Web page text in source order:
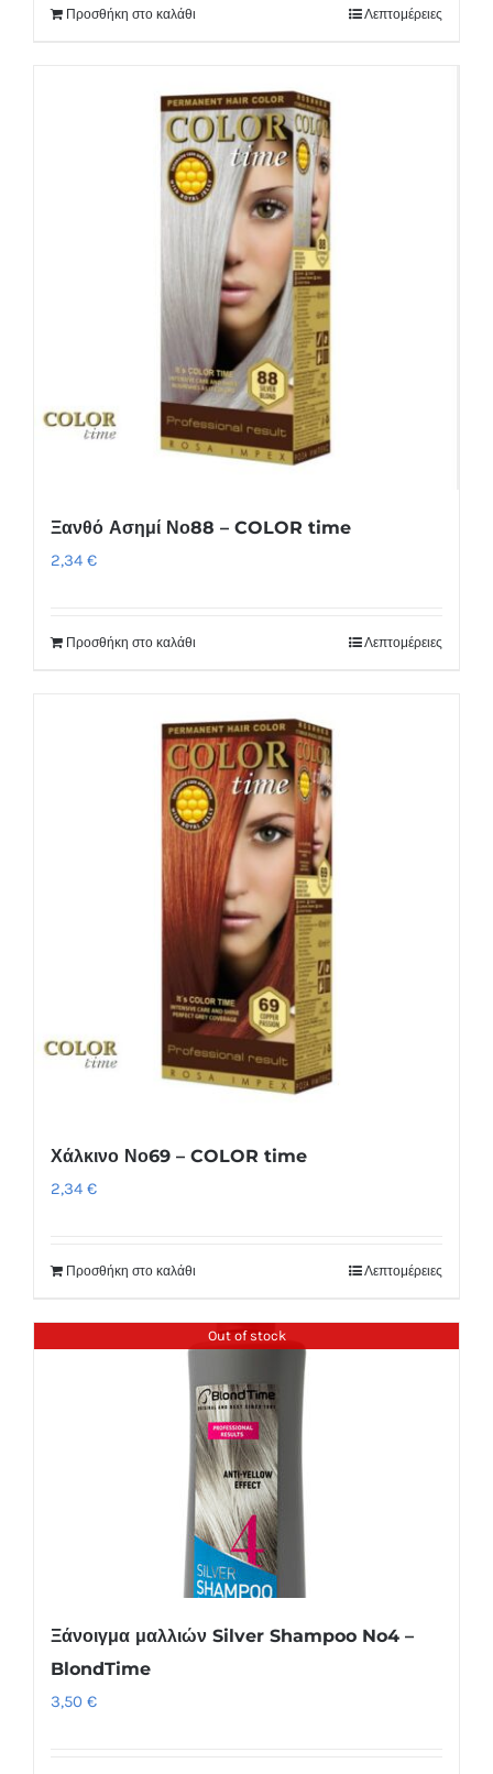
Προσθήκη στο καλάθι Λεπτομέρειες
Ξανθό Ασημί Νο88 – COLOR time
2,34 €
Προσθήκη στο καλάθι Λεπτομέρειες
Χάλκινο Νο69 – COLOR time
2,34 €
Προσθήκη στο καλάθι Λεπτομέρειες
Out of stock
Ξάνοιγμα μαλλιών Silver Shampoo No4 –
BlondTime
3,50 €